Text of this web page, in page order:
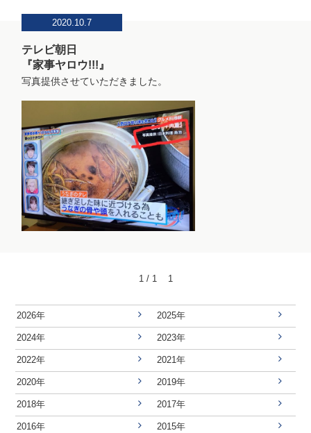
2020.10.7
テレビ朝日
『家事ヤロウ!!!』
写真提供させていただきました。
1 / 1 1
2026年 2025年
2024年 2023年
2022年 2021年
2020年 2019年
2018年 2017年
2016年 2015年